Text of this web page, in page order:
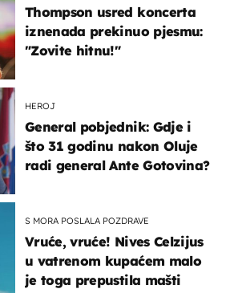
Thompson usred koncerta
iznenada prekinuo pjesmu:
"Zovite hitnu!"
HEROJ
General pobjednik: Gdje i
što 31 godinu nakon Oluje
radi general Ante Gotovina?
S MORA POSLALA POZDRAVE
Vruće, vruće! Nives Celzijus
u vatrenom kupaćem malo
je toga prepustila mašti